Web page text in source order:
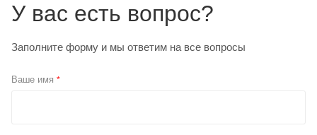
У вас есть вопрос?
Заполните форму и мы ответим на все вопросы
Ваше имя *